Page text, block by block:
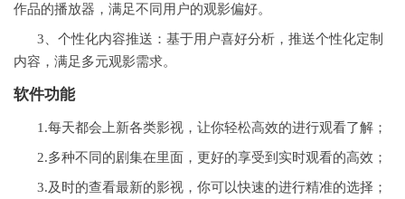
作品的播放器，满足不同用户的观影偏好。
3、个性化内容推送：基于用户喜好分析，推送个性化定制
内容，满足多元观影需求。
软件功能
1.每天都会上新各类影视，让你轻松高效的进行观看了解；
2.多种不同的剧集在里面，更好的享受到实时观看的高效；
3.及时的查看最新的影视，你可以快速的进行精准的选择；